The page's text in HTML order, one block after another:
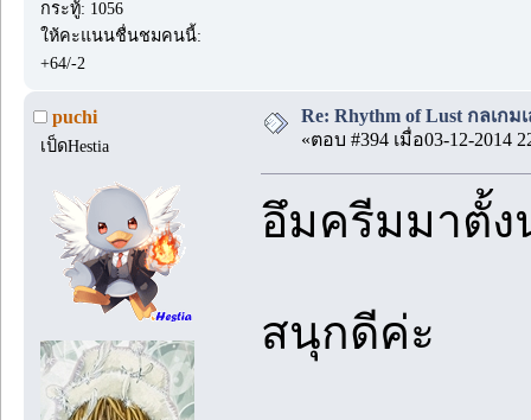
กระทู้: 1056
ให้คะแนนชื่นชมคนนี้:
+64/-2
puchi
เป็ดHestia
Re: Rhythm of Lust กลเกม
«ตอบ #394 เมื่อ03-12-2014
อึมครีมมาตั้ง
สนุกดีค่ะ